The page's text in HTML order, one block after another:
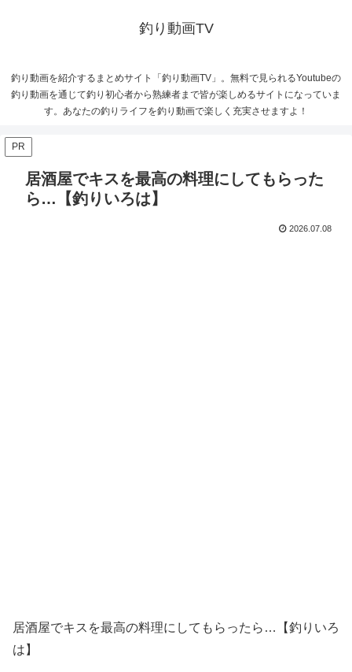
釣り動画TV
釣り動画を紹介するまとめサイト「釣り動画TV」。無料で見られるYoutubeの
釣り動画を通じて釣り初心者から熟練者まで皆が楽しめるサイトになっていま
す。あなたの釣りライフを釣り動画で楽しく充実させますよ！
PR
居酒屋でキスを最高の料理にしてもらった
ら…【釣りいろは】
2026.07.08
居酒屋でキスを最高の料理にしてもらったら…【釣りいろ
は】